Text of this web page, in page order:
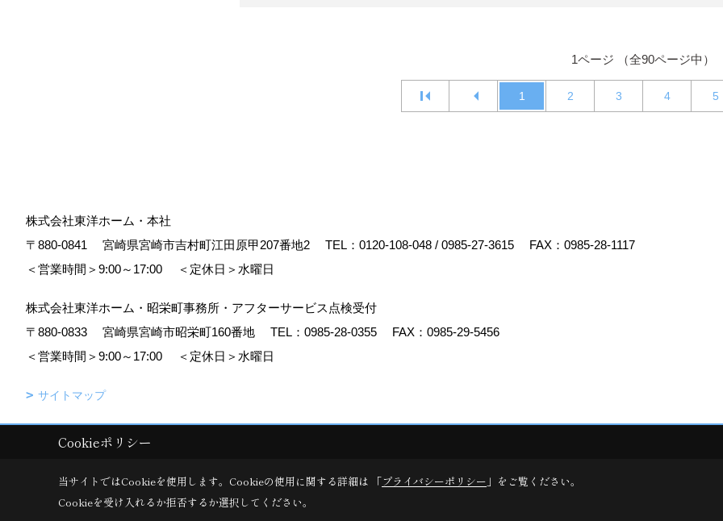
1ページ （全90ページ中）
1 2 3 4 5
株式会社東洋ホーム・本社
〒880-0841
宮崎県宮崎市吉村町江田原甲207番地2 TEL： 0120-108-048 / 0985-27-3615
FAX：0985-28-1117
＜営業時間＞9:00～17:00
＜定休日＞水曜日
株式会社東洋ホーム・昭栄町事務所・アフターサービス点検受付
〒880-0833
宮崎県宮崎市昭栄町160番地 TEL： 0985-28-0355
FAX：0985-29-5456
＜営業時間＞9:00～17:00
＜定休日＞水曜日
サイトマップ
Copyright (c) TOYO HOME Co., Ltd. All Rights Reserved.
Cookieポリシー
当サイトではCookieを使用します。 Cookieの使用に関する詳細は 「プライバシーポリシー 」をご覧ください。
Cookieを受け入れるか拒否するか選択してください。